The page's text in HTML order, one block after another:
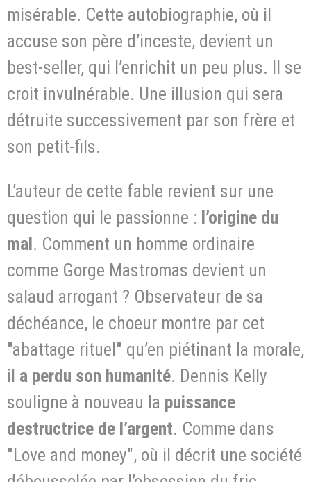
misérable. Cette autobiographie, où il
accuse son père d’inceste, devient un
best-seller, qui l’enrichit un peu plus. Il se
croit invulnérable. Une illusion qui sera
détruite successivement par son frère et
son petit-fils.
L’auteur de cette fable revient sur une
question qui le passionne : l’origine du
mal. Comment un homme ordinaire
comme Gorge Mastromas devient un
salaud arrogant ? Observateur de sa
déchéance, le choeur montre par cet
"abattage rituel" qu’en piétinant la morale,
il a perdu son humanité. Dennis Kelly
souligne à nouveau la puissance
destructrice de l’argent. Comme dans
"Love and money", où il décrit une société